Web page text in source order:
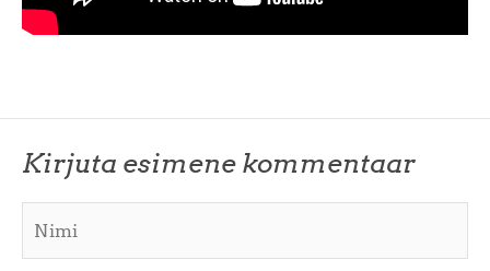
Kirjuta esimene kommentaar